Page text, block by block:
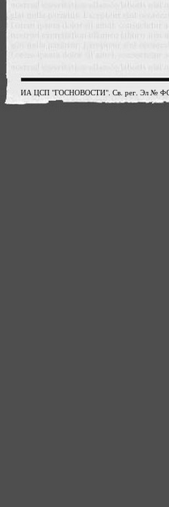
ИА ЦСП "ГОСНОВОСТИ". Св. рег. Эл №